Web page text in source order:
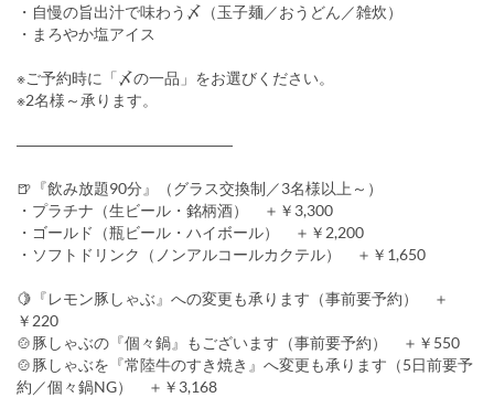
・自慢の旨出汁で味わう〆（玉子麺／おうどん／雑炊）
・まろやか塩アイス
※ご予約時に「〆の一品」をお選びください。
※2名様～承ります。
――――――――――――――
🍺『飲み放題90分』（グラス交換制／3名様以上～）
・プラチナ（生ビール・銘柄酒） ＋￥3,300
・ゴールド（瓶ビール・ハイボール） ＋￥2,200
・ソフトドリンク（ノンアルコールカクテル） ＋￥1,650
🍋『レモン豚しゃぶ』への変更も承ります（事前要予約） ＋
￥220
🍲豚しゃぶの『個々鍋』もございます（事前要予約） ＋￥550
🍲豚しゃぶを『常陸牛のすき焼き』へ変更も承ります（5日前要予
約／個々鍋NG） ＋￥3,168